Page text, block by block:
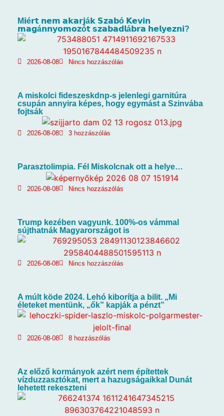
M𝗶é𝗿𝘁 𝗻𝗲𝗺 𝗮𝗸𝗮𝗿𝗷á𝗸 𝗦𝘇𝗮𝗯ó 𝗞𝗲𝘃𝗶𝗻
𝗺𝗮𝗴á𝗻𝗻𝘆𝗼𝗺𝗼𝘇ó𝘁 𝘀𝘇𝗮𝗯𝗮𝗱𝗹á𝗯𝗿𝗮 𝗵𝗲𝗹𝘆𝗲𝘇𝗻𝗶?
2026-08-08 Nincs hozzászólás
A miskolci fideszeskdnp-s jelenlegi garnitúra
csupán annyira képes, hogy egymást a Szinvába
fojtsák
2026-08-08 3 hozzászólás
Parasztolimpia. Fél Miskolcnak ott a helye…
2026-08-08 Nincs hozzászólás
Trump kezében vagyunk. 100%-os vámmal
sújthatnák Magyarországot is
2026-08-08 Nincs hozzászólás
A múlt köde 2024. Lehó kiborítja a bilit. „Mi
életeket mentünk, „ők” kapják a pénzt”
2026-08-08 8 hozzászólás
Az előző kormányok azért nem építettek
vízduzzasztókat, mert a hazugságaikkal Dunát
lehetett rekeszteni